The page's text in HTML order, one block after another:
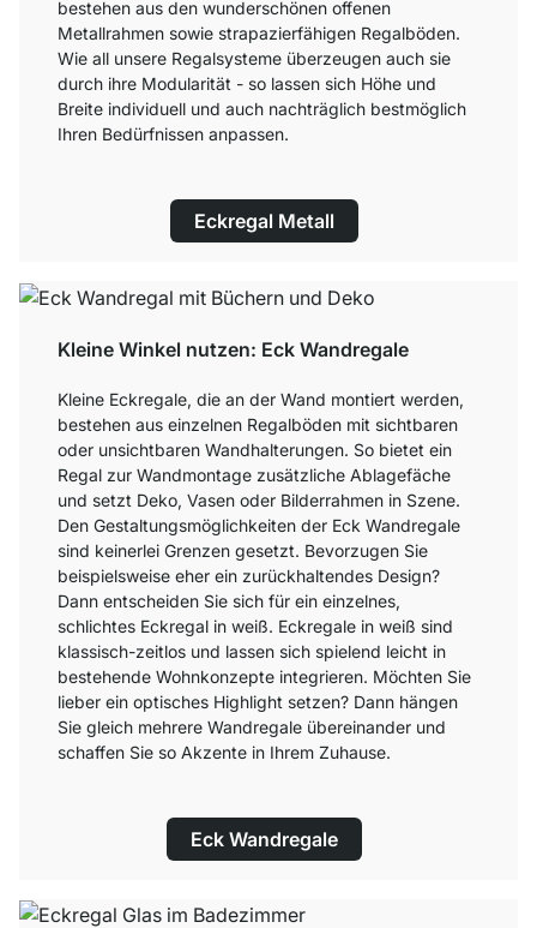
bestehen aus den wunderschönen offenen
Metallrahmen sowie strapazierfähigen Regalböden.
Wie all unsere Regalsysteme überzeugen auch sie
durch ihre Modularität - so lassen sich Höhe und
Breite individuell und auch nachträglich bestmöglich
Ihren Bedürfnissen anpassen.
Eckregal Metall
Kleine Winkel nutzen: Eck Wandregale
Kleine Eckregale, die an der Wand montiert werden,
bestehen aus einzelnen Regalböden mit sichtbaren
oder unsichtbaren Wandhalterungen. So bietet ein
Regal zur Wandmontage zusätzliche Ablagefäche
und setzt Deko, Vasen oder Bilderrahmen in Szene.
Den Gestaltungsmöglichkeiten der Eck Wandregale
sind keinerlei Grenzen gesetzt. Bevorzugen Sie
beispielsweise eher ein zurückhaltendes Design?
Dann entscheiden Sie sich für ein einzelnes,
schlichtes Eckregal in weiß. Eckregale in weiß sind
klassisch-zeitlos und lassen sich spielend leicht in
bestehende Wohnkonzepte integrieren. Möchten Sie
lieber ein optisches Highlight setzen? Dann hängen
Sie gleich mehrere Wandregale übereinander und
schaffen Sie so Akzente in Ihrem Zuhause.
Eck Wandregale